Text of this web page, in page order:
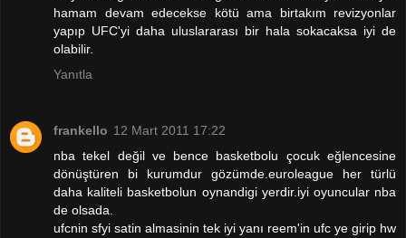
hamam devam edecekse kötü ama birtakım revizyonlar
yapıp UFC'yi daha uluslararası bir hala sokacaksa iyi de
olabilir.
Yanıtla
frankello 12 Mart 2011 17:22
nba tekel değil ve bence basketbolu çocuk eğlencesine
dönüştüren bi kurumdur gözümde.euroleague her türlü
daha kaliteli basketbolun oynandigi yerdir.iyi oyuncular nba
de olsada.
ufcnin sfyi satin almasinin tek iyi yanı reem'in ufc ye girip hw